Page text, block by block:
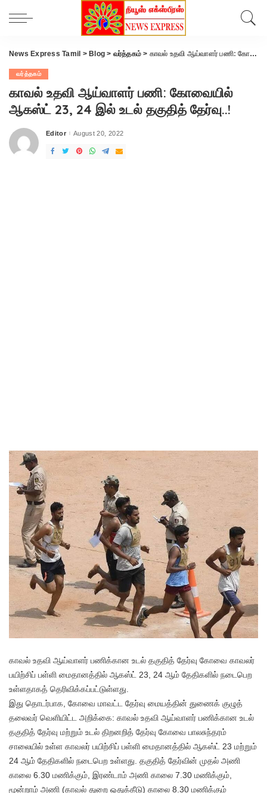
News Express Tamil > Blog > வர்த்தகம் > காவல் உதவி ஆய்வாளர் பணி: கோவையில் ஆகஸ்ட் 23, 24 இல் உடல் தகுதித் தேர்வு..!
வர்த்தகம்
காவல் உதவி ஆய்வாளர் பணி: கோவையில்
ஆகஸ்ட் 23, 24 இல் உடல் தகுதித் தேர்வு..!
Posted
Editor August 20, 2022
காவல் உதவி ஆய்வாளர் பணிக்கான உடல் தகுதித் தேர்வு கோவை காவலர்
பயிற்சிப் பள்ளி மைதானத்தில் ஆகஸ்ட் 23, 24 ஆம் தேதிகளில் நடைபெற
உள்ளதாகத் தெரிவிக்கப்பட்டுள்ளது.
இது தொடர்பாக, கோவை மாவட்ட தேர்வு மையத்தின் துணைக் குழுத்
தலைவர் வெளியிட்ட அறிக்கை: காவல் உதவி ஆய்வாளர் பணிக்கான உடல்
தகுதித் தேர்வு மற்றும் உடல் திறனறித் தேர்வு கோவை பாலசுந்தரம்
சாலையில் உள்ள காவலர் பயிற்சிப் பள்ளி மைதானத்தில் ஆகஸ்ட் 23 மற்றும்
24 ஆம் தேதிகளில் நடைபெற உள்ளது. தகுதித் தேர்வின் முதல் அணி
காலை 6.30 மணிக்கும், இரண்டாம் அணி காலை 7.30 மணிக்கும்,
மூன்றாம் அணி (காவல் துறை ஒதுக்கீடு) காலை 8.30 மணிக்கும்